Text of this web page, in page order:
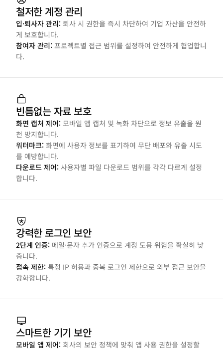
철저한 계정 관리
입·퇴사자 관리: 퇴사 시 권한을 즉시 차단하여 기업 자산을 안전하
게 보호합니다.
참여자 관리: 프로젝트별 접근 범위를 설정하여 안전하게 협업합니
다.
빈틈없는 자료 보호
화면 캡처 제어: 모바일 앱 캡처 및 녹화 차단으로 정보 유출을 원
천 방지합니다.
워터마크: 화면에 사용자 정보를 표기하여 무단 배포와 유출 시도
를 예방합니다.
다운로드 제어: 사용자별 파일 다운로드 범위를 각각 다르게 설정
합니다.
강력한 로그인 보안
2단계 인증: 메일·문자 추가 인증으로 계정 도용 위험을 확실히 낮
춥니다.
접속 제한: 특정 IP 허용과 중복 로그인 제한으로 외부 접근 보안을
강화합니다.
스마트한 기기 보안
모바일 앱 제어: 회사의 보안 정책에 맞춰 앱 사용 권한을 설정할